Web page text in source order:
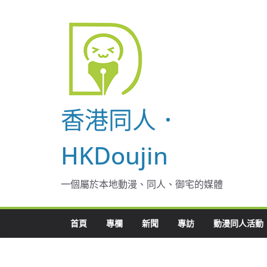
香港同人．
HKDoujin
一個屬於本地動漫、同人、御宅的媒體
首頁 專欄 新聞 專訪 動漫同人活動